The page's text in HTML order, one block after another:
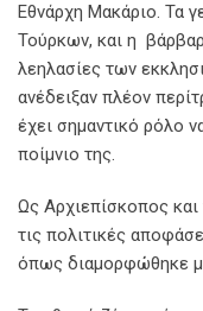
Εθνάρχη Μακάριο. Τα
Τούρκων, και η
λεηλασίες των
ανέδειξαν πλέον
έχει σημαντικό ρόλο
ποίμνιο της.
Ως Αρχιεπίσκοπος
τις πολιτικές
όπως διαμορφώθηκε